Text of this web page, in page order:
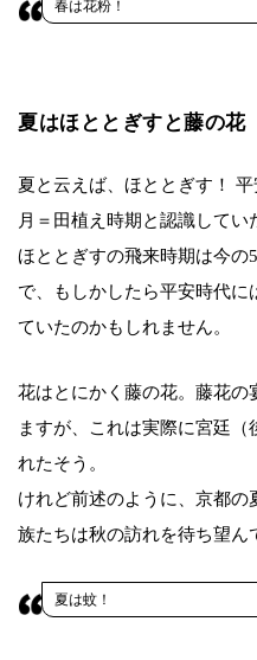
春は花粉！
夏はほととぎすと藤の花
夏と云えば、ほととぎす！
月＝田植え時期と認識してい
ほととぎすの飛来時期は今の
で、もしかしたら平安時代に
ていたのかもしれません。
花はとにかく藤の花。藤花の
ますが、これは実際に宮廷
れたそう。
けれど前述のように、京都
族たちは秋の訪れを待ち望ん
夏は蚊！